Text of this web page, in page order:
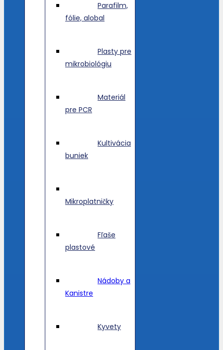
Parafilm,
fólie, alobal
Plasty pre
mikrobiológiu
Materiál
pre PCR
Kultivácia
buniek
Mikroplatničky
Fľaše
plastové
Nádoby a
Kanistre
Kyvety